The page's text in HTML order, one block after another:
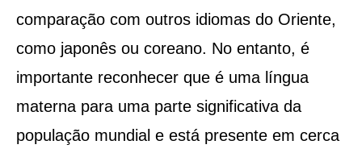
comparação com outros idiomas do Oriente,
como japonês ou coreano. No entanto, é
importante reconhecer que é uma língua
materna para uma parte significativa da
população mundial e está presente em cerca